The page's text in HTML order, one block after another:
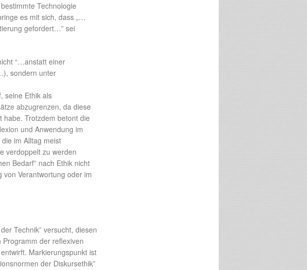
Technologie
es mit sich, dass „…
gefordert…” sei
“…anstatt einer
sondern unter
seine Ethik als
abzugrenzen, da diese
Trotzdem betont die
und Anwendung im
im Alltag meist
verdoppelt zu werden
Bedarf” nach Ethik nicht
Verantwortung oder im
Technik” versucht, diesen
der reflexiven
Markierungspunkt ist
der Diskursethik”